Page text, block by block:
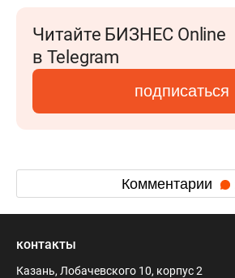
Читайте БИЗНЕС Online
в Telegram
подписаться
Комментарии
контакты
Казань, Лобачевского 10, корпус 2